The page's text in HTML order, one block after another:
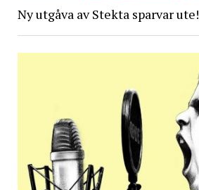
Ny utgåva av Stekta sparvar ute!